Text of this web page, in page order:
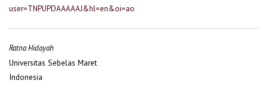
user=TNPUPDAAAAAJ&hl=en&oi=ao
Ratna Hidayah
Universitas Sebelas Maret
Indonesia